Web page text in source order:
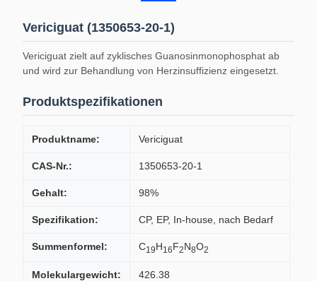
Vericiguat (1350653-20-1)
Vericiguat zielt auf zyklisches Guanosinmonophosphat ab
und wird zur Behandlung von Herzinsuffizienz eingesetzt.
Produktspezifikationen
Produktname: Vericiguat
CAS-Nr.: 1350653-20-1
Gehalt: 98%
Spezifikation: CP, EP, In-house, nach Bedarf
Summenformel: C19H16F2N8O2
Molekulargewicht: 426.38